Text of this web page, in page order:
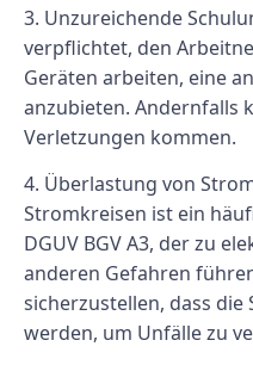
3. Unzureichende
verpflichtet, den
Geräten arbeiten, eine
anzubieten. Andernfalls
Verletzungen kommen.
4. Überlastung von
Stromkreisen ist ein
DGUV BGV A3, der zu
anderen Gefahren
sicherzustellen, dass
werden, um Unfälle zu